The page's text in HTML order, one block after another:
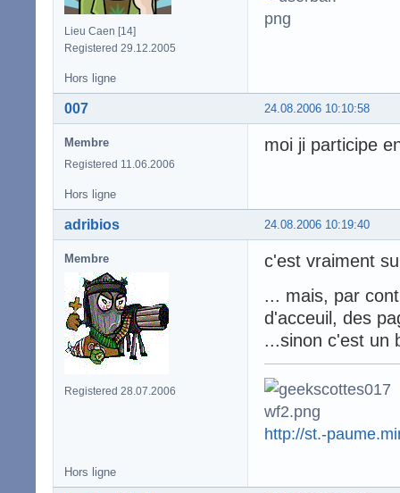
Lieu Caen [14]
Registered 29.12.2005
Hors ligne
24.08.2006 10:10:58
007
Membre
Registered 11.06.2006
moi ji participe
Hors ligne
24.08.2006 10:19:40
adribios
Membre
Registered 28.07.2006
c'est vraiment
... mais, par
d'acceuil, des
...sinon c'est un
http://st.-
Hors ligne